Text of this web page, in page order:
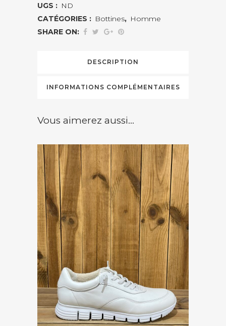
UGS : ND
CATÉGORIES : Bottines, Homme
SHARE ON:
DESCRIPTION
INFORMATIONS COMPLÉMENTAIRES
Vous aimerez aussi...